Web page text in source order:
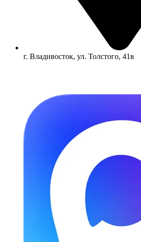
г. Владивосток, ул. Толстого, 41в